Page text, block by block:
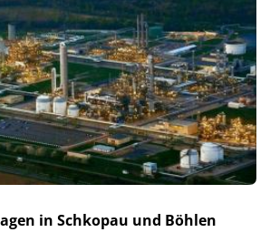
in Schkopau und Böhlen